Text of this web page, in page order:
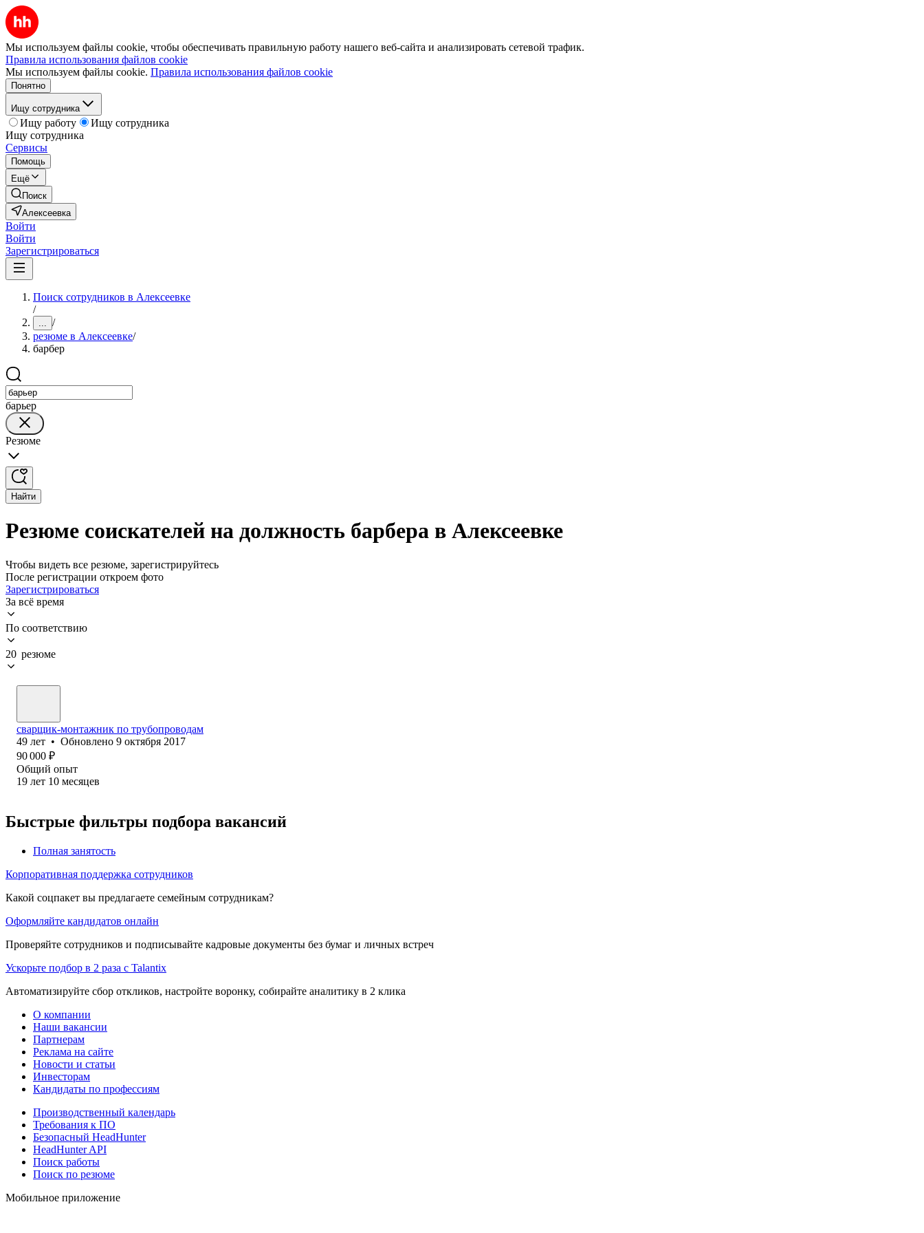
Мы используем файлы cookie, чтобы обеспечивать правильную работу нашего веб-сайта и анализировать сетевой трафик.
Правила использования файлов cookie
Мы используем файлы cookie. Правила использования файлов cookie
Понятно
Ищу сотрудника
Ищу работу
Ищу сотрудника
Ищу сотрудника
Сервисы
Помощь
Ещё
Поиск
Алексеевка
Войти
Войти
Зарегистрироваться
Поиск сотрудников в Алексеевке
/
... /
резюме в Алексеевке/
барбер
барьер
Резюме
Найти
Резюме соискателей на должность барбера в Алексеевке
Чтобы видеть все резюме, зарегистрируйтесь
После регистрации откроем фото
Зарегистрироваться
За всё время
По соответствию
20 резюме
сварщик-монтажник по трубопроводам
49 лет • Обновлено 9 октября 2017
90 000 ₽
Общий опыт
19 лет 10 месяцев
Быстрые фильтры подбора вакансий
Полная занятость
Корпоративная поддержка сотрудников
Какой соцпакет вы предлагаете семейным сотрудникам?
Оформляйте кандидатов онлайн
Проверяйте сотрудников и подписывайте кадровые документы без бумаг и личных встреч
Ускорьте подбор в 2 раза с Talantix
Автоматизируйте сбор откликов, настройте воронку, собирайте аналитику в 2 клика
О компании
Наши вакансии
Партнерам
Реклама на сайте
Новости и статьи
Инвесторам
Кандидаты по профессиям
Производственный календарь
Требования к ПО
Безопасный HeadHunter
HeadHunter API
Поиск работы
Поиск по резюме
Мобильное приложение